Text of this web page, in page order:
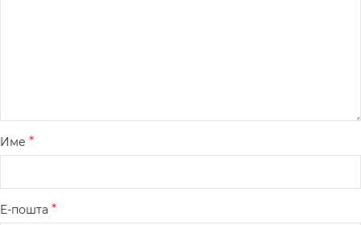
Име *
Е-пошта *